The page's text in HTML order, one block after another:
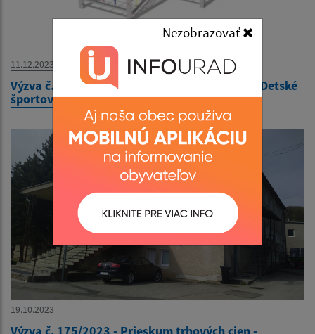
Nezobrazovať
11.12.2023
Výzva č. 179/2023 - Prieskum trhových cien - Detské
športové ihrisko v Materskej škole Kysak 210
19.10.2023